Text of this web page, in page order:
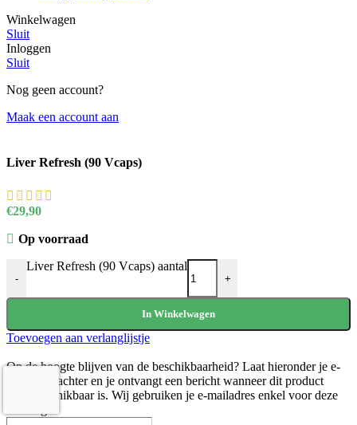
Winkelwagen
Sluit
Inloggen
Sluit
Nog geen account?
Maak een account aan
Liver Refresh (90 Vcaps)
€29,90
Op voorraad
-
Liver Refresh (90 Vcaps) aantal
+
In Winkelwagen
Toevoegen aan verlanglijstje
Op de hoogte blijven van de beschikbaarheid? Laat hieronder je e-
mailadres achter en je ontvangt een bericht wanneer dit product
weer beschikbaar is. Wij gebruiken je e-mailadres enkel voor deze